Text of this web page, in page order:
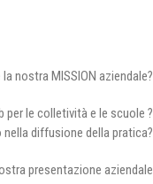
nostra MISSION aziendale?
le colletività e le scuole ?
diffusione della pratica?
presentazione aziendale